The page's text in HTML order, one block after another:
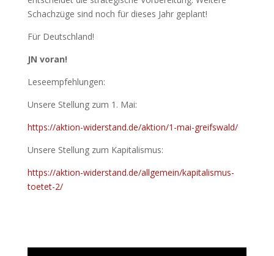
Schachzüge sind noch für dieses Jahr geplant!
Für Deutschland!
JN voran!
Leseempfehlungen:
Unsere Stellung zum 1. Mai:
https://aktion-widerstand.de/aktion/1-mai-greifswald/
Unsere Stellung zum Kapitalismus:
https://aktion-widerstand.de/allgemein/kapitalismus-
toetet-2/